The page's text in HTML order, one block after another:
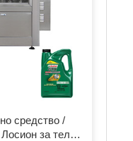
средство /
за тело /